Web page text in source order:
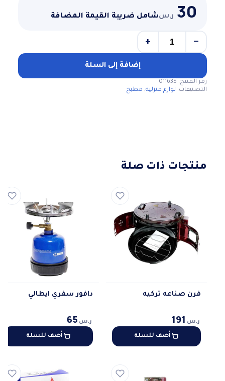
30 ر.سشامل ضريبة القيمة المضافة
عازل
سيلكون
طويل
−
+
إضافة إلى السلة
رمز المنتج: 011635
التصنيفات: لوازم منزلية, مطبخ
منتجات ذات صلة
فرن صناعه تركيه
ر.س 191
أضف للسلة
دافور سفري ايطالي
ر.س 65
أضف للسلة